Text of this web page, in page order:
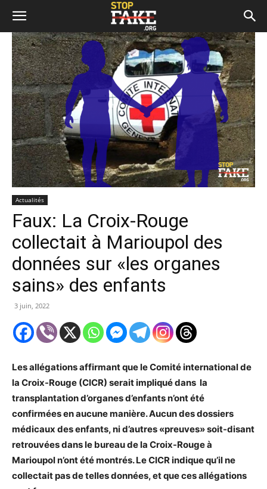
Actualités
Faux: La Croix-Rouge
collectait à Marioupol des
données sur «les organes
sains» des enfants
3 juin, 2022
Les allégations affirmant que le Comité international de
la Croix-Rouge (CICR) serait impliqué dans la
transplantation d’organes d’enfants n’ont été
confirmées en aucune manière. Aucun des dossiers
médicaux des enfants, ni d’autres «preuves» soit-disant
retrouvées dans le bureau de la Croix-Rouge à
Marioupol n’ont été montrés. Le CICR indique qu’il ne
collectait pas de telles données, et que ces allégations